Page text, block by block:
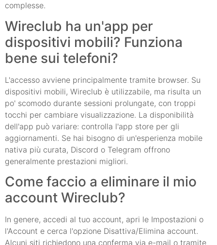
complesse.
Wireclub ha un'app per
dispositivi mobili? Funziona
bene sui telefoni?
L'accesso avviene principalmente tramite browser. Su
dispositivi mobili, Wireclub è utilizzabile, ma risulta un
po' scomodo durante sessioni prolungate, con troppi
tocchi per cambiare visualizzazione. La disponibilità
dell'app può variare: controlla l'app store per gli
aggiornamenti. Se hai bisogno di un'esperienza mobile
nativa più curata, Discord o Telegram offrono
generalmente prestazioni migliori.
Come faccio a eliminare il mio
account Wireclub?
In genere, accedi al tuo account, apri le Impostazioni o
l'Account e cerca l'opzione Disattiva/Elimina account.
Alcuni siti richiedono una conferma via e-mail o tramite